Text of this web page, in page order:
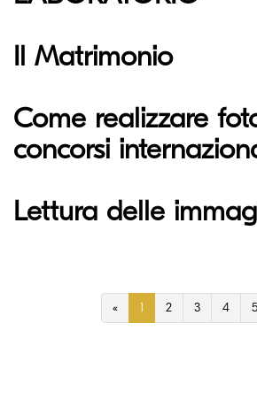
Il Matrimonio
Come realizzare
concorsi
Lettura delle
« 1 2 3 4 5